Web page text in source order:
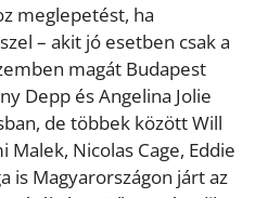
meglepetést, ha
– akit jó esetben csak a
magát Budapest
Depp és Angelina Jolie
de többek között Will
Malek, Nicolas Cage, Eddie
is Magyarországon járt az